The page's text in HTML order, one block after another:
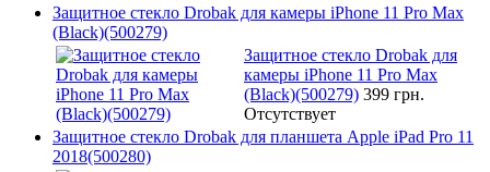
Защитное стекло Drobak для камеры iPhone 11 Pro Max
(Black)(500279)
Защитное стекло Drobak для
камеры iPhone 11 Pro Max
(Black)(500279) 399 грн.
Отсутствует
Защитное стекло Drobak для планшета Apple iPad Pro 11
2018(500280)